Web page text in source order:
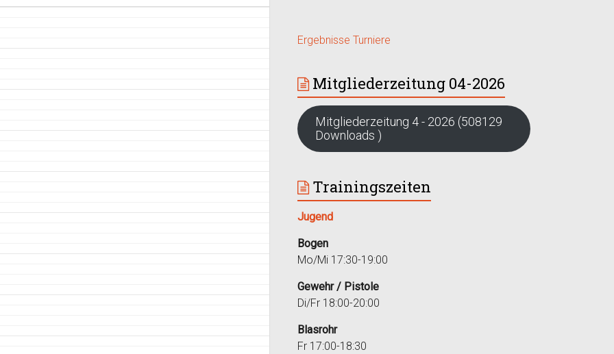
Ergebnisse Turniere
Mitgliederzeitung 04-2026
Mitgliederzeitung 4 - 2026 (508129
Downloads )
Trainingszeiten
Jugend
Bogen
Mo/Mi 17:30-19:00
Gewehr / Pistole
Di/Fr 18:00-20:00
Blasrohr
Fr 17:00-18:30